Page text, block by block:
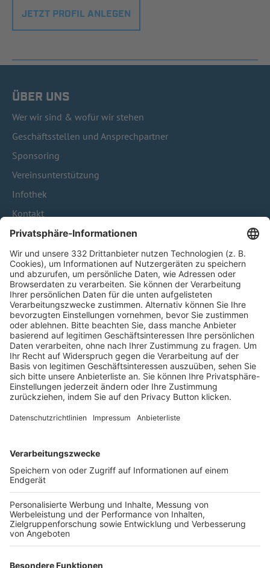
JETZT PROFIL ANLEGEN
ÜBER UNS
Wer wir sind & wofür wir stehen
Geschäftsstellen und Ansprechpartner
Sponsoring
Vereinsunterstützung
Infothek
Kontakt
HÄUFIG BESUCHTE SEITEN
Pässe und Vereinswechsel
Trainerausbildung
Schulungsangebot Vereinsmitarbeiter
BFV-Geschäftsstellen
Trainerbörse
Login SpielPlus
FOLGE DEM BFV
TOP-VEREINE
TOP-PARTNER